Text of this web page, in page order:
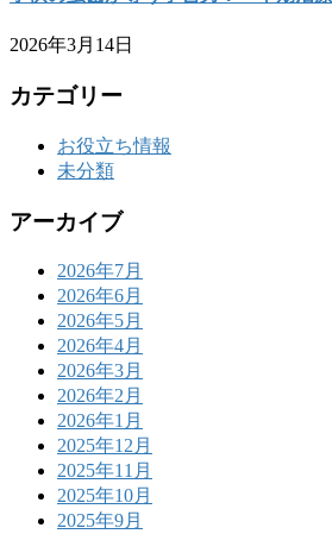
2026年3月14日
カテゴリー
お役立ち情報
未分類
アーカイブ
2026年7月
2026年6月
2026年5月
2026年4月
2026年3月
2026年2月
2026年1月
2025年12月
2025年11月
2025年10月
2025年9月